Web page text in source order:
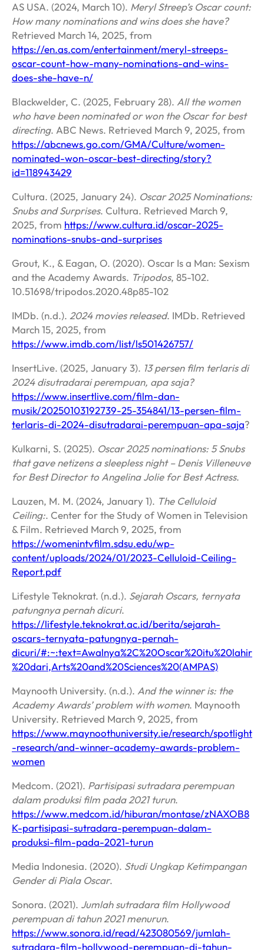
AS USA. (2024, March 10). Meryl Streep’s Oscar count:
How many nominations and wins does she have?
Retrieved March 14, 2025, from
https://en.as.com/entertainment/meryl-streeps-
oscar-count-how-many-nominations-and-wins-
does-she-have-n/
Blackwelder, C. (2025, February 28). All the women
who have been nominated or won the Oscar for best
directing. ABC News. Retrieved March 9, 2025, from
https://abcnews.go.com/GMA/Culture/women-
nominated-won-oscar-best-directing/story?
id=118943429
Cultura. (2025, January 24). Oscar 2025 Nominations:
Snubs and Surprises. Cultura. Retrieved March 9,
2025, from https://www.cultura.id/oscar-2025-
nominations-snubs-and-surprises
Grout, K., & Eagan, O. (2020). Oscar Is a Man: Sexism
and the Academy Awards. Tripodos, 85-102.
10.51698/tripodos.2020.48p85-102
IMDb. (n.d.). 2024 movies released. IMDb. Retrieved
March 15, 2025, from
https://www.imdb.com/list/ls501426757/
InsertLive. (2025, January 3). 13 persen film terlaris di
2024 disutradarai perempuan, apa saja?
https://www.insertlive.com/film-dan-
musik/20250103192739-25-354841/13-persen-film-
terlaris-di-2024-disutradarai-perempuan-apa-saja?
Kulkarni, S. (2025). Oscar 2025 nominations: 5 Snubs
that gave netizens a sleepless night – Denis Villeneuve
for Best Director to Angelina Jolie for Best Actress.
Lauzen, M. M. (2024, January 1). The Celluloid
Ceiling:. Center for the Study of Women in Television
& Film. Retrieved March 9, 2025, from
https://womenintvfilm.sdsu.edu/wp-
content/uploads/2024/01/2023-Celluloid-Ceiling-
Report.pdf
Lifestyle Teknokrat. (n.d.). Sejarah Oscars, ternyata
patungnya pernah dicuri.
https://lifestyle.teknokrat.ac.id/berita/sejarah-
oscars-ternyata-patungnya-pernah-
dicuri/#:~:text=Awalnya%2C%20Oscar%20itu%20lahir
%20dari,Arts%20and%20Sciences%20(AMPAS)
Maynooth University. (n.d.). And the winner is: the
Academy Awards’ problem with women. Maynooth
University. Retrieved March 9, 2025, from
https://www.maynoothuniversity.ie/research/spotlight
-research/and-winner-academy-awards-problem-
women
Medcom. (2021). Partisipasi sutradara perempuan
dalam produksi film pada 2021 turun.
https://www.medcom.id/hiburan/montase/zNAXOB8
K-partisipasi-sutradara-perempuan-dalam-
produksi-film-pada-2021-turun
Media Indonesia. (2020). Studi Ungkap Ketimpangan
Gender di Piala Oscar.
Sonora. (2021). Jumlah sutradara film Hollywood
perempuan di tahun 2021 menurun.
https://www.sonora.id/read/423080569/jumlah-
sutradara-film-hollywood-perempuan-di-tahun-